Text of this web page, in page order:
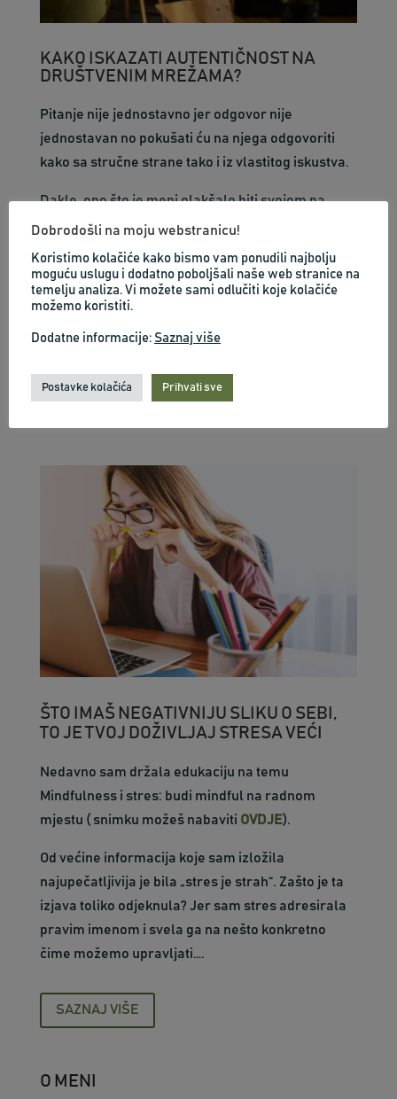
KAKO ISKAZATI AUTENTIČNOST NA
DRUŠTVENIM MREŽAMA?
Pitanje nije jednostavno jer odgovor nije
jednostavan no pokušati ću na njega odgovoriti
kako sa stručne strane tako i iz vlastitog iskustva.
Dakle, ono što je meni olakšalo biti svojom na
društvenim mrežama predstavljajući sebe i svoj
Upoznavanje sebe i dopuštanje si biti dovoljno
svoja prvo u privatnom životu, a zatim i u poslu…
ŠTO IMAŠ NEGATIVNIJU SLIKU O SEBI,
TO JE TVOJ DOŽIVLJAJ STRESA VEĆI
Nedavno sam držala edukaciju na temu
Mindfulness i stres: budi mindful na radnom
mjestu ( snimku možeš nabaviti OVDJE).
Od većine informacija koje sam izložila
najupečatljivija je bila „stres je strah“. Zašto je ta
izjava toliko odjeknula? Jer sam stres adresirala
pravim imenom i svela ga na nešto konkretno
čime možemo upravljati….
SAZNAJ VIŠE
O MENI
Dobrodošli na moju webstranicu!
Koristimo kolačiće kako bismo vam ponudili najbolju
moguću uslugu i dodatno poboljšali naše web stranice na
temelju analiza. Vi možete sami odlučiti koje kolačiće
možemo koristiti.
Dodatne informacije: Saznaj više
Postavke kolačića Prihvati sve